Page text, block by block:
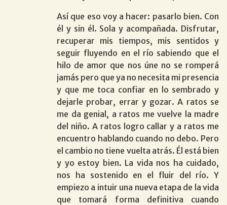
Así que eso voy a hacer: pasarlo bien. Con
él y sin él. Sola y acompañada. Disfrutar,
recuperar mis tiempos, mis sentidos y
seguir fluyendo en el río sabiendo que el
hilo de amor que nos úne no se romperá
jamás pero que ya no necesita mi presencia
y que me toca confiar en lo sembrado y
dejarle probar, errar y gozar. A ratos se
me da genial, a ratos me vuelve la madre
del niño. A ratos logro callar y a ratos me
encuentro hablando cuando no debo. Pero
el cambio no tiene vuelta atrás. Él está bien
y yo estoy bien. La vida nos ha cuidado,
nos ha sostenido en el fluir del río. Y
empiezo a intuir una nueva etapa de la vida
que tomará forma definitiva cuando